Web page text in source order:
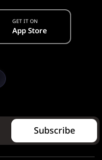
GET IT ON
App Store
Subscribe